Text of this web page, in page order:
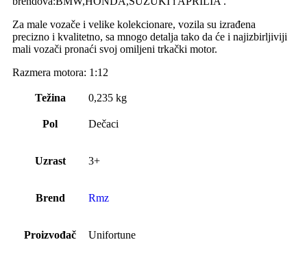
Za male vozače i velike kolekcionare, vozila su izrađena
precizno i kvalitetno, sa mnogo detalja tako da će i najizbirljiviji
mali vozači pronaći svoj omiljeni trkački motor.
Razmera motora: 1:12
Težina 0,235 kg
Pol Dečaci
Uzrast 3+
Brend Rmz
Proizvođač Unifortune